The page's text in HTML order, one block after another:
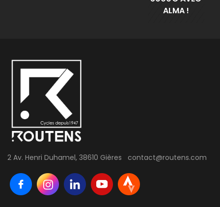
ALMA !
2 Av. Henri Duhamel, 38610 Gières contact@routens.com